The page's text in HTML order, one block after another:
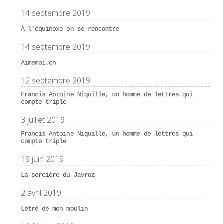
14 septembre 2019
À l’équinoxe on se rencontre
14 septembre 2019
Aimemoi.ch
12 septembre 2019
Francis Antoine Niquille, un homme de lettres qui
compte triple
3 juillet 2019
Francis Antoine Niquille, un homme de lettres qui
compte triple
19 juin 2019
La sorcière du Javroz
2 avril 2019
Lètrè dè mon moulin